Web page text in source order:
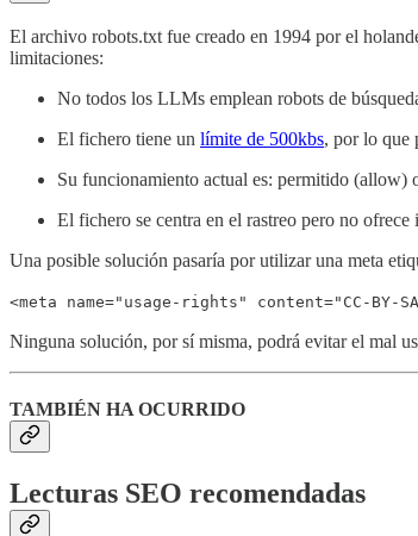
El archivo robots.txt fue creado en 1994 por el
limitaciones:
No todos los LLMs emplean robots de
El fichero tiene un límite de 500kbs, por lo que
Su funcionamiento actual es: permitido (allow)
El fichero se centra en el rastreo pero no
Una posible solución pasaría por utilizar una meta
<meta name="usage-rights" content="CC-BY-
Ninguna solución, por sí misma, podrá evitar el mal
TAMBIÉN HA OCURRIDO
Lecturas SEO recomendadas